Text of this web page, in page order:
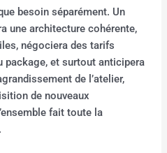
besoin séparément. Un
une architecture cohérente,
négociera des tarifs
package, et surtout anticipera
de l’atelier,
de nouveaux
fait toute la